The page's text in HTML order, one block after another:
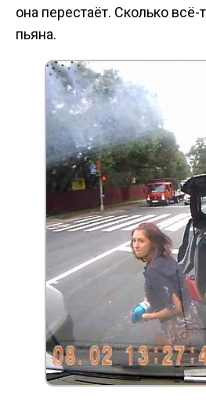
она перестаёт. Сколько
пьяна.